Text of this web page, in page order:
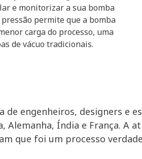
e monitorizar a sua bomba
permite que a bomba
carga do processo, uma
de vácuo tradicionais.
engenheiros, designers e
Alemanha, Índia e França. A
que foi um processo